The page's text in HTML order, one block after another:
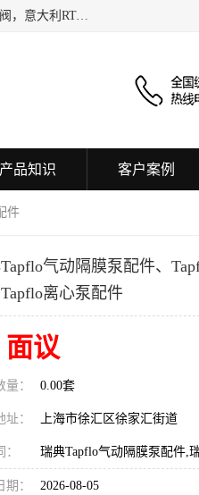
日本SHINDENGEN电磁铁，以色列KAYA采集卡，英国YPS场发射灯丝，英国AGAR钨灯丝，美国KINGSTON安全阀，意大利RTA驱动器，美国MOTT过滤器，美国GENIE过滤器，日本精线NIPPON SEISEN过滤器，法国SAPPEL水表, 德国Thyracont传感器，英国SONTAY压差传感器 美国MPC擦锡布 TB-300-MPC, 德国Matesy磁光分析仪
产品知识 客户案例
件
气动隔膜泵配件、
离心泵配件
面议
量： 0.00套
： 上海市徐汇区徐家汇街道
： 2026-08-05